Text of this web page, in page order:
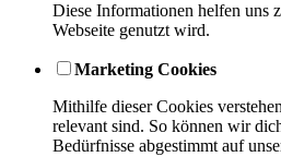
Diese Informationen helfen uns
Webseite genutzt wird.
Marketing Cookies
Mithilfe dieser Cookies
relevant sind. So können wir
Bedürfnisse abgestimmt auf